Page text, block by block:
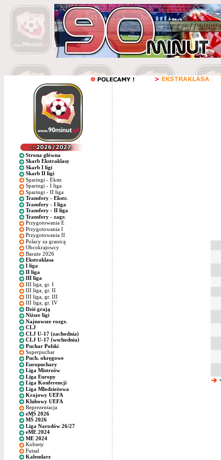
Strona główna
Skarb Ekstraklasy
Skarb I ligi
Skarb II ligi
Sparingi - Ekstr.
Sparingi - I liga
Sparingi - II liga
Transfery - Ekstr.
Transfery - I liga
Transfery - II liga
Transfery - zagr.
Przygotowania E
Przygotowania I
Przygotowania II
Polacy za granicą
Obcokrajowcy
Baraże 2026
Ekstraklasa
I liga
II liga
III liga
III liga, gr. I
III liga, gr. II
III liga, gr. III
III liga, gr. IV
Dziś grają
Niższe ligi
Najnowsze rozgr.
CLJ
CLJ U-17 (zachodnia)
CLJ U-17 (wschodnia)
Puchar Polski
Superpuchar
Puch. okręgowe
Europuchary
Liga Mistrzów
Liga Europy
Liga Konferencji
Liga Młodzieżowa
Krajowy UEFA
Klubowy UEFA
Reprezentacja
eMŚ 2026
MŚ 2026
Liga Narodów 26/27
eME 2024
ME 2024
Kobiety
Futsal
Kalendarz